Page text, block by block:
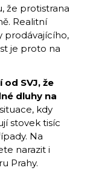
že protistrana
Realitní
prodávajícího,
je proto na
SVJ, že
dluhy na
kdy
stovek tisíc
Na
narazit i
Prahy.